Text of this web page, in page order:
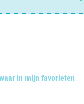
in mijn favorieten